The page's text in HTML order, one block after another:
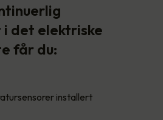
det elektriske
får du:
installert